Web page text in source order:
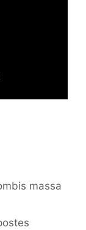
massa